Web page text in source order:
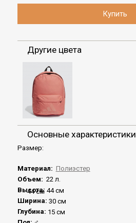
Другие цвета
Основные характеристики
44 см
Размер:
Материал: Полиэстер
Объем: 22 л.
Высота: 44 см
Ширина: 30 см
Глубина: 15 см